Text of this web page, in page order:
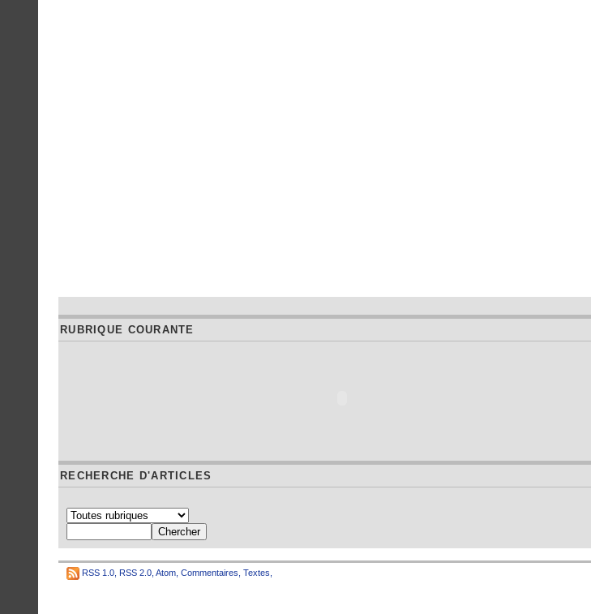
RUBRIQUE COURANTE
RECHERCHE D'ARTICLES
RSS 1.0 RSS 2.0 Atom Commentaires Textes